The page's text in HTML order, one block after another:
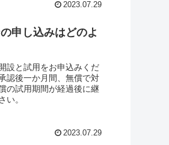
2023.07.29
申し込みはどのよ
設と試用をお申込みくだ
認後一か月間、無償で対
の試用期間が経過後に継
い。
2023.07.29